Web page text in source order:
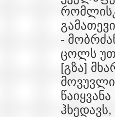
-
ცოლს
[გზა]